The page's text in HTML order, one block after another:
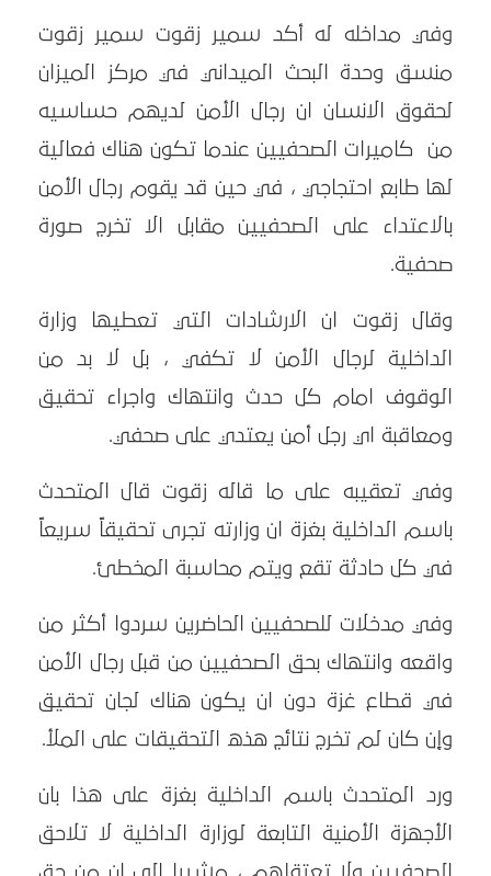
وفي مداخله له أكد سمير زقوت سمير زقوت
منسق وحدة البحث الميداني في مركز الميزان
لحقوق الانسان ان رجال الأمن لديهم حساسيه
من كاميرات الصحفيين عندما تكون هناك فعالية
لها طابع احتجاجي ، في حين قد يقوم رجال الأمن
بالاعتداء على الصحفيين مقابل الا تخرج صورة
صحفية.
وقال زقوت ان الارشادات التي تعطيها وزارة
الداخلية لرجال الأمن لا تكفي ، بل لا بد من
الوقوف امام كل حدث وانتهاك واجراء تحقيق
ومعاقبة اي رجل أمن يعتدي على صحفي.
وفي تعقيبه على ما قاله زقوت قال المتحدث
باسم الداخلية بغزة ان وزارته تجرى تحقيقاً سريعاً
في كل حادثة تقع ويتم محاسبة المخطئ.
وفي مدخلات للصحفيين الحاضرين سردوا أكثر من
واقعه وانتهاك بحق الصحفيين من قبل رجال الأمن
في قطاع غزة دون ان يكون هناك لجان تحقيق
وإن كان لم تخرج نتائج هذه التحقيقات على الملأ.
ورد المتحدث باسم الداخلية بغزة على هذا بان
الأجهزة الأمنية التابعة لوزارة الداخلية لا تلاحق
الصحفيين ولا تعتقلهم ، مشيرا الى ان من حق